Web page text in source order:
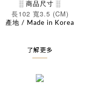
░ 商品尺寸 ░
長102 寬3.5 (CM)
產地 / Made in Korea
了解更多